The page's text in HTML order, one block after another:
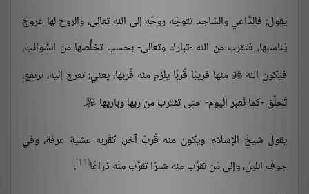
يقول: فالدَّاعي والسَّاجد تتوجّه روحُه إلى الله تعالى، والروح لها عروجٌ
يُناسبها، فتقرب من الله -تبارك وتعالى- بحسب تخلُّصها من الشَّوائب،
فيكون الله  منها قريبًا قُربًا يلزم منه قُربها؛ يعني: تعرج إليه، ترتفع،
تُحلِّق -كما نُعبر اليوم- حتى تقترب من ربها وباريها 
.
يقول شيخُ الإسلام: ويكون منه قُربٌ آخر: كقُربه عشية عرفة، وفي
جوف الليل، وإلى مَن تقرَّب منه شبرًا تقرَّب منه ذراعًا[11]
.